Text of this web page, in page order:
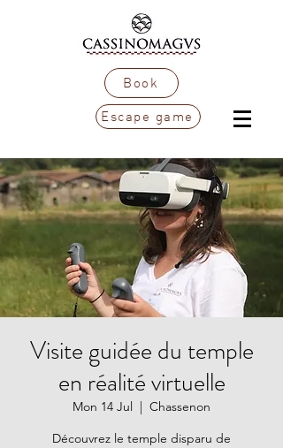
Book
Escape game
Visite guidée du temple
en réalité virtuelle
Mon 14 Jul
  |
Chassenon
Découvrez le temple disparu de